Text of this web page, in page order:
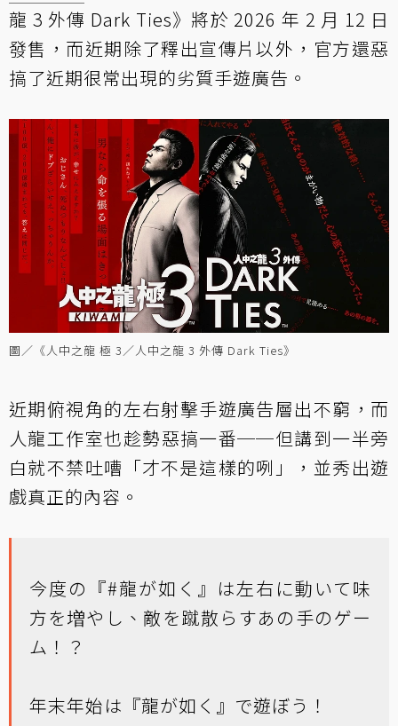
龍 3 外傳 Dark Ties》將於 2026 年 2 月 12 日
發售，而近期除了釋出宣傳片以外，官方還惡
搞了近期很常出現的劣質手遊廣告。
圖／《人中之龍 極 3／人中之龍 3 外傳 Dark Ties》
近期俯視角的左右射擊手遊廣告層出不窮，而
人龍工作室也趁勢惡搞一番──但講到一半旁
白就不禁吐嘈「才不是這樣的咧」，並秀出遊
戲真正的內容。
今度の『#龍が如く 』は左右に動いて味
方を増やし、敵を蹴散らすあの手のゲー
ム！？
年末年始は『龍が如く』で遊ぼう！